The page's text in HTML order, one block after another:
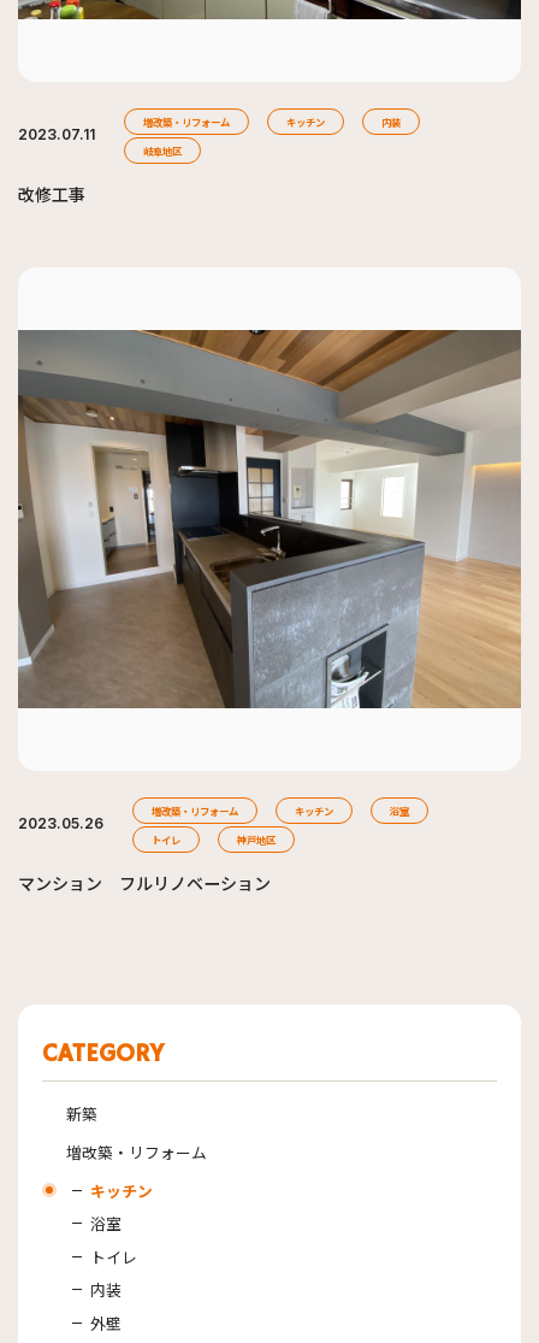
2023.07.11
増改築・リフォーム キッチン
内装
岐阜地区
改修工事
2023.05.26
増改築・リフォーム キッチン
浴室
トイレ
神戸地区
マンション フルリノベーション
CATEGORY
新築
増改築・リフォーム
キッチン
浴室
トイレ
内装
外壁